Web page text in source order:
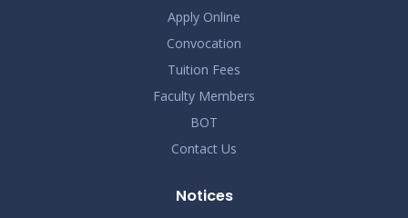
Apply Online
Convocation
Tuition Fees
Faculty Members
BOT
Contact Us
Notices